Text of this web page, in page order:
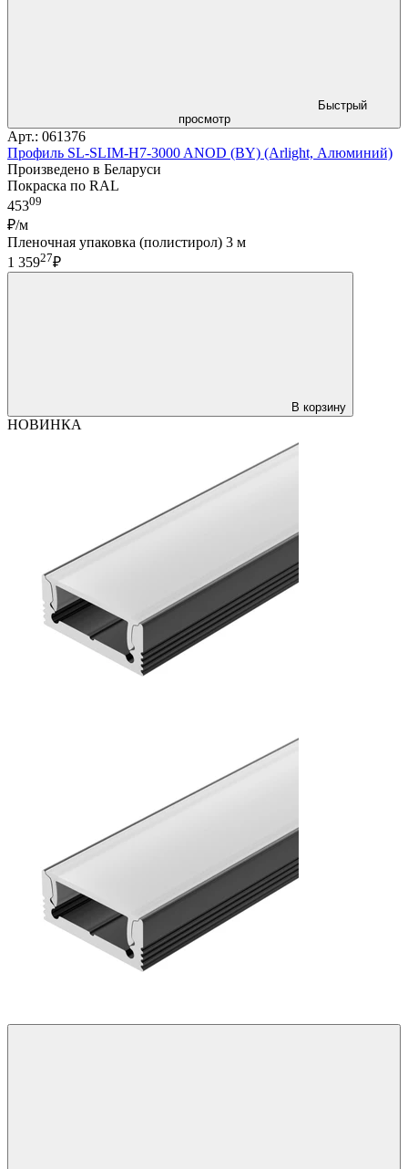
Быстрый
просмотр
Арт.: 061376
Профиль SL-SLIM-H7-3000 ANOD (BY) (Arlight, Алюминий)
Произведено в Беларуси
Покраска по RAL
45309
₽/м
Пленочная упаковка (полистирол) 3 м
1 35927₽
В корзину
НОВИНКА